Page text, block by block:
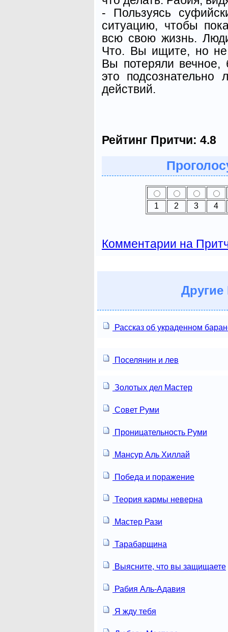
- Пользуясь
ситуацию, чтобы
всю свою жизнь.
Что. Вы ищите, но не
Вы потеряли вечное,
это
действий.
Рейтинг Притчи: 4.8
1 2 3 4
Комментарии на
Другие
Рассказ об украденном
Поселянин и лев
Золотых дел Мастер
Совет Руми
Проницательность Руми
Мансур Аль Хиллай
Победа и поражение
Теория кармы неверна
Мастер Рази
Тарабарщина
Выясните, что вы защищаете
Рабия Аль-Адавия
Я жду тебя